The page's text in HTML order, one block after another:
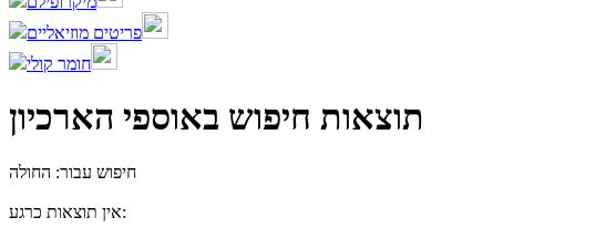
פריטים מוזיאליים
חומר קולי
תוצאות חיפוש באוספי הארכיון
חיפוש עבור: החולה
אין תוצאות כרגע: